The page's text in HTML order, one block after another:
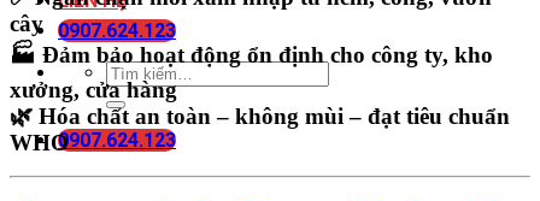
0907.624.123
0907.624.123
cây
🏭 Đảm bảo hoạt động ổn định cho công ty, kho
xưởng, cửa hàng
🌿 Hóa chất an toàn – không mùi – đạt tiêu chuẩn
WHO